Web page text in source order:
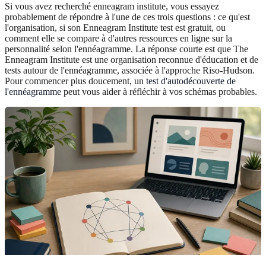
Si vous avez recherché enneagram institute, vous essayez
probablement de répondre à l'une de ces trois questions : ce qu'est
l'organisation, si son Enneagram Institute test est gratuit, ou
comment elle se compare à d'autres ressources en ligne sur la
personnalité selon l'ennéagramme. La réponse courte est que The
Enneagram Institute est une organisation reconnue d'éducation et de
tests autour de l'ennéagramme, associée à l'approche Riso-Hudson.
Pour commencer plus doucement, un test d'autodécouverte de
l'ennéagramme peut vous aider à réfléchir à vos schémas probables.